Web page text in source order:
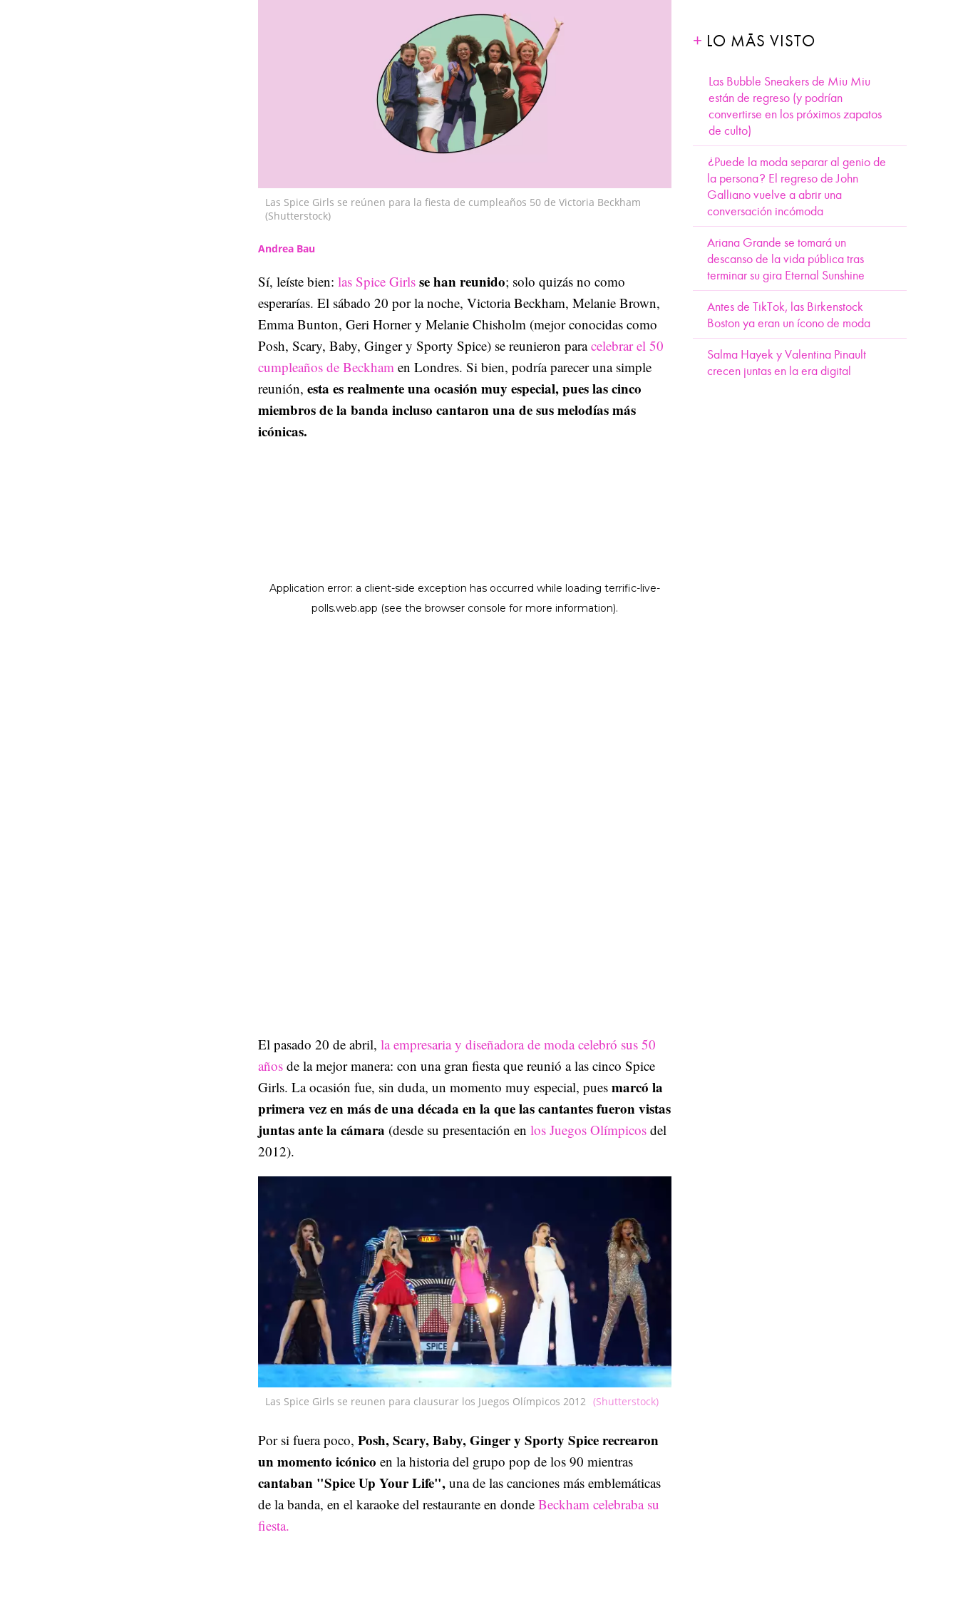
LO MÁS VISTO
Las Bubble Sneakers de Miu Miu
están de regreso (y podrían
convertirse en los próximos zapatos
de culto)
¿Puede la moda separar al genio de
la persona? El regreso de John
Galliano vuelve a abrir una
conversación incómoda
Ariana Grande se tomará un
descanso de la vida pública tras
terminar su gira Eternal Sunshine
Antes de TikTok, las Birkenstock
Boston ya eran un ícono de moda
Salma Hayek y Valentina Pinault
crecen juntas en la era digital
Las Spice Girls se reúnen para la fiesta de cumpleaños 50 de Victoria Beckham
(Shutterstock)
Andrea Bau
Sí, leíste bien: las Spice Girls se han reunido; solo quizás no como
esperarías. El sábado 20 por la noche, Victoria Beckham, Melanie Brown,
Emma Bunton, Geri Horner y Melanie Chisholm (mejor conocidas como
Posh, Scary, Baby, Ginger y Sporty Spice) se reunieron paracelebrar el 50
cumpleaños de Beckham en Londres. Si bien, podría parecer una simple
reunión, esta es realmente una ocasión muy especial, pues las cinco
miembros de la banda incluso cantaron una de sus melodías más
icónicas.
El pasado 20 de abril, la empresaria y diseñadora de moda celebró sus 50
años de la mejor manera: con una gran fiesta que reunió a las cinco Spice
Girls. La ocasión fue, sin duda, un momento muy especial, pues marcó la
primera vez en más de una década en la que las cantantes fueron vistas
juntas ante la cámara (desde su presentación en los Juegos Olímpicos del
2012).
Las Spice Girls se reunen para clausurar los Juegos Olímpicos 2012 (Shutterstock)
Por si fuera poco, Posh, Scary, Baby, Ginger y Sporty Spice recrearon
un momento icónico en la historia del grupo pop de los 90 mientras
cantaban "Spice Up Your Life", una de las canciones más emblemáticas
de la banda, en el karaoke del restaurante en donde Beckham celebraba su
fiesta.